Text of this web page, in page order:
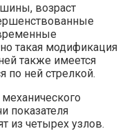
возраст
такая модификация
также имеется
по ней стрелкой.
показателя
из четырех узлов.